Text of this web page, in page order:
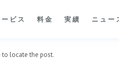
ビス 料金 実績 ニュー
to locate the post.